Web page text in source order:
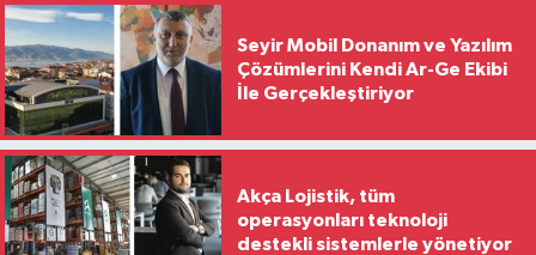
Seyir Mobil Donanım ve Yazılım
Çözümlerini Kendi Ar-Ge Ekibi
İle Gerçekleştiriyor
Akça Lojistik, tüm
operasyonları teknoloji
destekli sistemlerle yönetiyor